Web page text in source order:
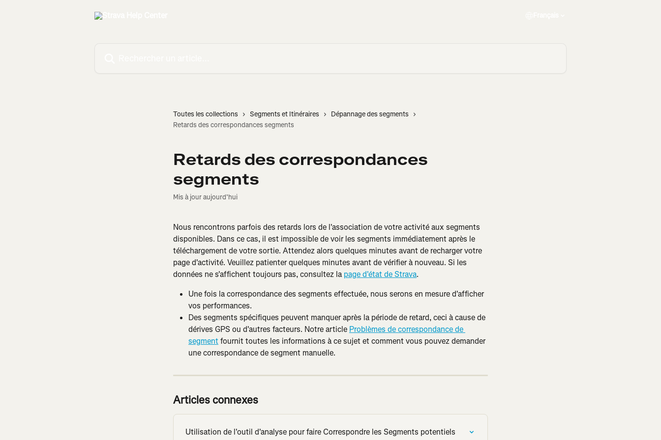
Toutes les collections Segments et Itinéraires
Dépannage des segments
Retards des correspondances segments
Retards des correspondances
segments
Mis à jour aujourd’hui
Nous rencontrons parfois des retards lors de l'association de votre activité aux segments
disponibles. Dans ce cas, il est impossible de voir les segments immédiatement après le
téléchargement de votre sortie. Attendez alors quelques minutes avant de recharger votre
page d'activité. Veuillez patienter quelques minutes avant de vérifier à nouveau. Si les
données ne s'affichent toujours pas, consultez la page d'état de Strava.
Une fois la correspondance des segments effectuée, nous serons en mesure d'afficher
vos performances.
Des segments spécifiques peuvent manquer après la période de retard, ceci à cause de
dérives GPS ou d'autres facteurs. Notre article Problèmes de correspondance de
segment fournit toutes les informations à ce sujet et comment vous pouvez demander
une correspondance de segment manuelle.
Articles connexes
Utilisation de l'outil d'analyse pour faire Correspondre les Segments potentiels